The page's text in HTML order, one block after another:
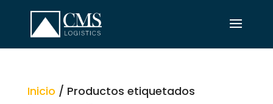
Inicio / Productos etiquetados